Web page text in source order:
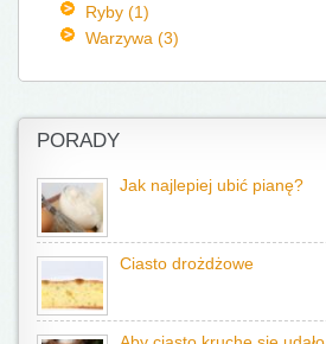
Ryby (1)
Warzywa (3)
PORADY
Jak najlepiej ubić pianę?
Ciasto drożdżowe